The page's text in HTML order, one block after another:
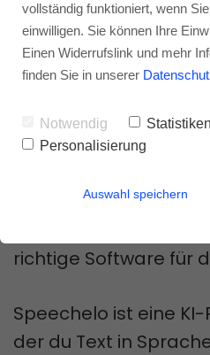
Internal Linking Tool
dich.
Stephan Ochmann
Willst du deinen Text
und einfach in Sprache
richtige Software für
Speechelo ist eine
der du Text in
vollständig funktioniert, wenn
einwilligen. Sie können Ihre
Einen Widerrufslink und mehr
finden Sie in unserer
Notwendig Statistiken
Personalisierung
Auswahl speichern